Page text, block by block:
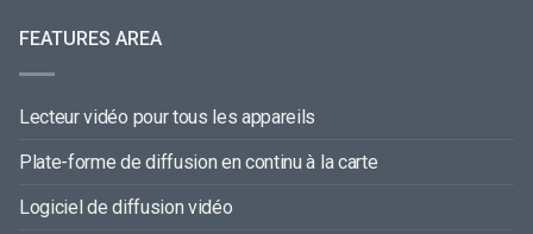
FEATURES AREA
Lecteur vidéo pour tous les appareils
Plate-forme de diffusion en continu à la carte
Logiciel de diffusion vidéo